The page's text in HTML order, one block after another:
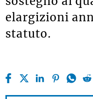
elargizioni
statuto.